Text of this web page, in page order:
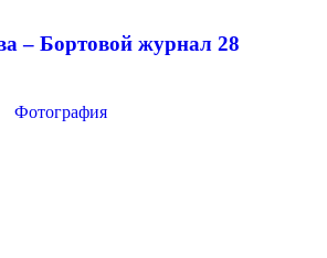
– Бортовой журнал 28
Фотография